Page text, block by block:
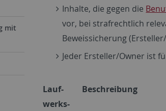
mit
Inhalte, die gegen die
vor, bei strafrechtlich
Beweissicherung
Jeder Ersteller/Owner ist
Lauf-
werks-
Beschreibung